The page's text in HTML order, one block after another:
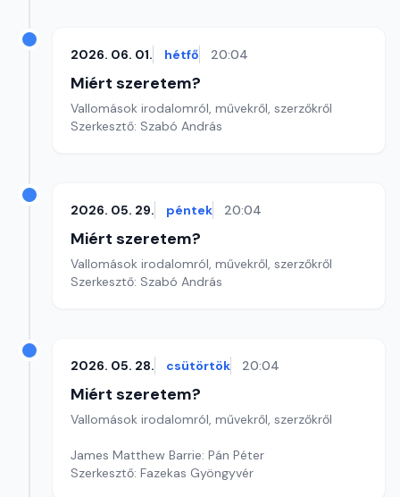
2026. 06. 01. hétfő 20:04
Miért szeretem?
Vallomások irodalomról, művekről, szerzőkről
Szerkesztő: Szabó András
2026. 05. 29. péntek 20:04
Miért szeretem?
Vallomások irodalomról, művekről, szerzőkről
Szerkesztő: Szabó András
2026. 05. 28. csütörtök 20:04
Miért szeretem?
Vallomások irodalomról, művekről, szerzőkről
James Matthew Barrie: Pán Péter
Szerkesztő: Fazekas Gyöngyvér